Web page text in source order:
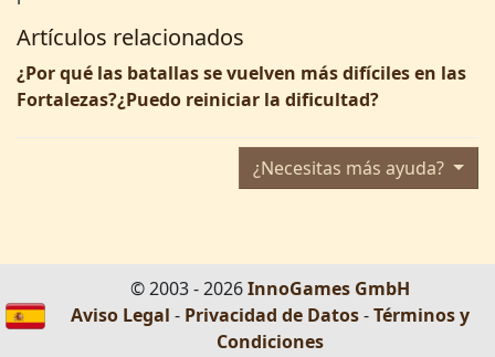
Artículos relacionados
¿Por qué las batallas se vuelven más difíciles en las
Fortalezas?¿Puedo reiniciar la dificultad?
¿Necesitas más ayuda?
© 2003 - 2026InnoGames GmbH
Aviso Legal - Privacidad de Datos-Términos y
Condiciones